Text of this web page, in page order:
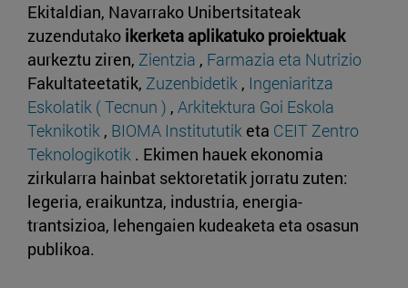
Ekitaldian, Navarrako Unibertsitateak
zuzendutako ikerketa aplikatuko proiektuak
aurkeztu ziren, Zientzia , Farmazia eta Nutrizio
Fakultateetatik, Zuzenbidetik , Ingeniaritza
Eskolatik ( Tecnun ) , Arkitektura Goi Eskola
Teknikotik , BIOMA Institututik eta CEIT Zentro
Teknologikotik . Ekimen hauek ekonomia
zirkularra hainbat sektoretatik jorratu zuten:
legeria, eraikuntza, industria, energia-
trantsizioa, lehengaien kudeaketa eta osasun
publikoa.